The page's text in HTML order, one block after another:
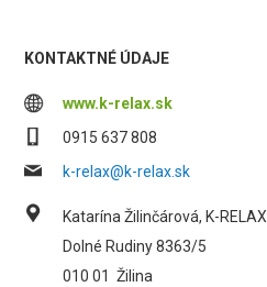
KONTAKTNÉ ÚDAJE
www.k-relax.sk
0915 637 808
k-relax@k-relax.sk
Katarína Žilinčárová, K-RELAX
Dolné Rudiny 8363/5
010 01 Žilina